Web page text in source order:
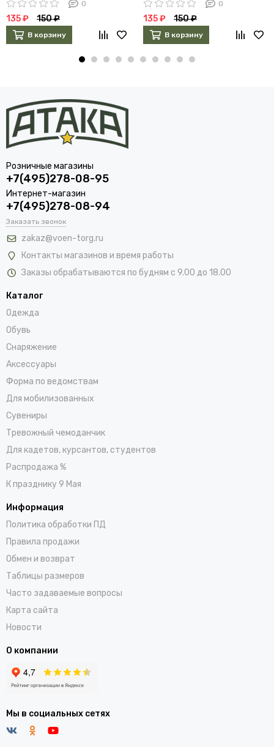
0
135 ₽ 150 ₽
В корзину
0
135 ₽ 150 ₽
В корзину
Розничные магазины
+7(495)278-08-95
Интернет-магазин
+7(495)278-08-94
Заказать звонок
zakaz@voen-torg.ru
Контакты магазинов и время работы
Заказы обрабатываются по будням с 9.00 до 18.00
Каталог
Одежда
Обувь
Снаряжение
Аксессуары
Форма по ведомствам
Для мобилизованных
Сувениры
Тревожный чемоданчик
Для кадетов, курсантов, студентов
Распродажа %
К празднику 9 Мая
Информация
Политика обработки ПД
Правила продажи
Обмен и возврат
Таблицы размеров
Часто задаваемые вопросы
Карта сайта
Новости
О компании
Мы в социальных сетях